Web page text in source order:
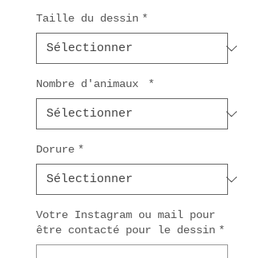
Taille du dessin *
Nombre d'animaux *
Dorure *
Votre Instagram ou mail pour
être contacté pour le dessin *